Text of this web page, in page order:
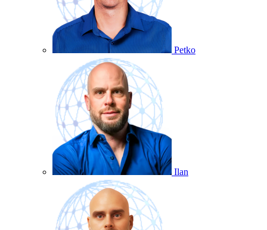
Petko
Ilan